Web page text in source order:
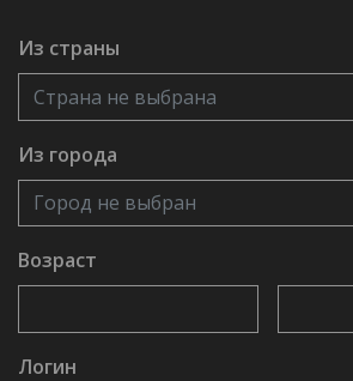
Из страны
Из города
Возраст
Логин